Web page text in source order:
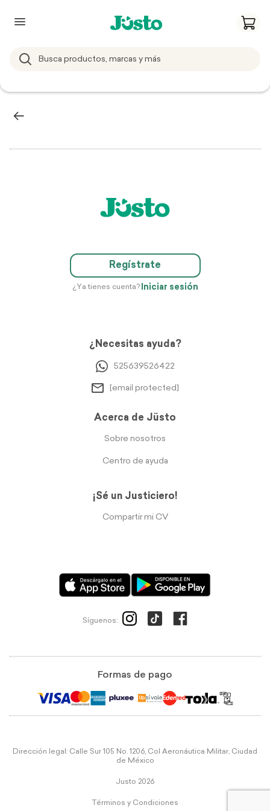
Regístrate
¿Ya tienes cuenta? Iniciar sesión
¿Necesitas ayuda?
525639526422
[email protected]
Acerca de Jüsto
Sobre nosotros
Centro de ayuda
¡Sé un Justiciero!
Compartir mi CV
Síguenos:
Formas de pago
Dirección legal: Calle Sur 105 No. 1206, Col Aeronáutica Militar, Ciudad
de México
Justo 2026
Términos y Condiciones